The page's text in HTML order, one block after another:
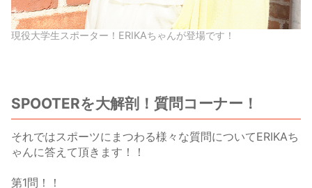
現役大学生スポーター！ERIKAちゃんが登場です！
SPOOTERを大解剖！質問コーナー！
それではスポーツにまつわる様々な質問についてERIKAち
ゃんに答えて頂きます！！
第1問！！